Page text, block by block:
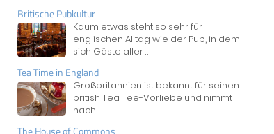
Britische Pubkultur
Kaum etwas steht so sehr für
englischen Alltag wie der Pub, in dem
sich Gäste aller...
Tea Time in England
Großbritannien ist bekannt für seinen
british Tea Tee-Vorliebe und nimmt
nach ...
The House of Commons